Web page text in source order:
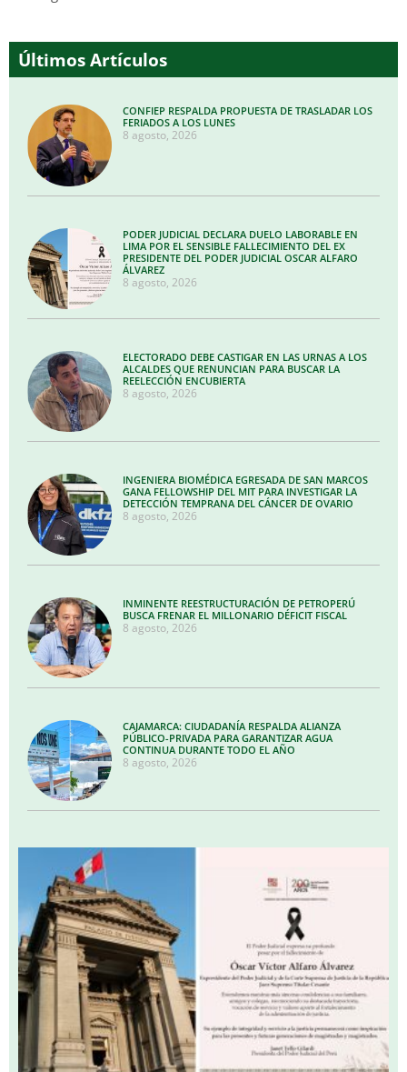
Últimos Artículos
CONFIEP RESPALDA PROPUESTA DE TRASLADAR LOS
FERIADOS A LOS LUNES
8 agosto, 2026
PODER JUDICIAL DECLARA DUELO LABORABLE EN
LIMA POR EL SENSIBLE FALLECIMIENTO DEL EX
PRESIDENTE DEL PODER JUDICIAL OSCAR ALFARO
ÁLVAREZ
8 agosto, 2026
ELECTORADO DEBE CASTIGAR EN LAS URNAS A LOS
ALCALDES QUE RENUNCIAN PARA BUSCAR LA
REELECCIÓN ENCUBIERTA
8 agosto, 2026
INGENIERA BIOMÉDICA EGRESADA DE SAN MARCOS
GANA FELLOWSHIP DEL MIT PARA INVESTIGAR LA
DETECCIÓN TEMPRANA DEL CÁNCER DE OVARIO
8 agosto, 2026
INMINENTE REESTRUCTURACIÓN DE PETROPERÚ
BUSCA FRENAR EL MILLONARIO DÉFICIT FISCAL
8 agosto, 2026
CAJAMARCA: CIUDADANÍA RESPALDA ALIANZA
PÚBLICO-PRIVADA PARA GARANTIZAR AGUA
CONTINUA DURANTE TODO EL AÑO
8 agosto, 2026